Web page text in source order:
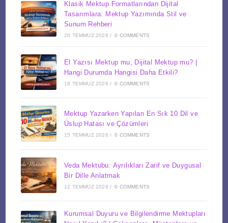
Klasik Mektup Formatlarından Dijital
Tasarımlara: Mektup Yazımında Stil ve
Sunum Rehberi
20 TEMMUZ 2026 / 0 COMMENTS
El Yazısı Mektup mu, Dijital Mektup mu? |
Hangi Durumda Hangisi Daha Etkili?
18 TEMMUZ 2026 / 0 COMMENTS
Mektup Yazarken Yapılan En Sık 10 Dil ve
Üslup Hatası ve Çözümleri
15 TEMMUZ 2026 / 0 COMMENTS
Veda Mektubu: Ayrılıkları Zarif ve Duygusal
Bir Dille Anlatmak
12 TEMMUZ 2026 / 0 COMMENTS
Kurumsal Duyuru ve Bilgilendirme Mektupları